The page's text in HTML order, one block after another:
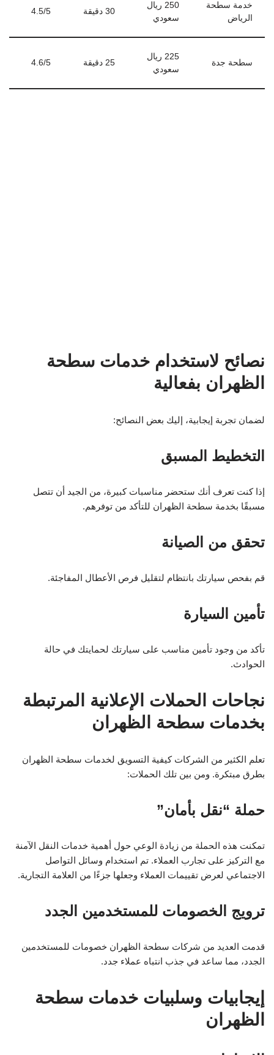
خدمة سطحة
الرياض
250 ريال
سعودي
30 دقيقة 4.5/5
سطحة جدة
225 ريال
سعودي
25 دقيقة 4.6/5
نصائح لاستخدام خدمات سطحة
الظهران بفعالية
لضمان تجربة إيجابية، إليك بعض النصائح:
التخطيط المسبق
إذا كنت تعرف أنك ستحضر مناسبات كبيرة، من الجيد أن تتصل
مسبقًا بخدمة سطحة الظهران للتأكد من توفرهم.
تحقق من الصيانة
قم بفحص سيارتك بانتظام لتقليل فرص الأعطال المفاجئة.
تأمين السيارة
تأكد من وجود تأمين مناسب على سيارتك لحمايتك في حالة
الحوادث.
نجاحات الحملات الإعلانية المرتبطة
بخدمات سطحة الظهران
تعلم الكثير من الشركات كيفية التسويق لخدمات سطحة الظهران
بطرق مبتكرة. ومن بين تلك الحملات:
حملة “نقل بأمان”
تمكنت هذه الحملة من زيادة الوعي حول أهمية خدمات النقل الآمنة
مع التركيز على تجارب العملاء. تم استخدام وسائل التواصل
الاجتماعي لعرض تقييمات العملاء وجعلها جزءًا من العلامة التجارية.
ترويج الخصومات للمستخدمين الجدد
قدمت العديد من شركات سطحة الظهران خصومات للمستخدمين
الجدد، مما ساعد في جذب انتباه عملاء جدد.
إيجابيات وسلبيات خدمات سطحة
الظهران